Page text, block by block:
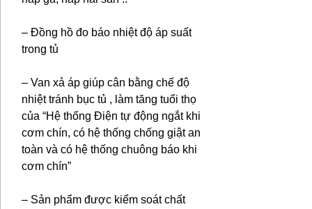
– Đồng hồ đo báo nhiệt độ áp suất
trong tủ
– Van xả áp giúp cân bằng chế độ
nhiệt tránh bục tủ , làm tăng tuổi thọ
của “Hệ thống Điện tự động ngắt khi
cơm chín, có hệ thống chống giật an
toàn và có hệ thống chuông báo khi
cơm chín”
– Sản phẩm được kiểm soát chất